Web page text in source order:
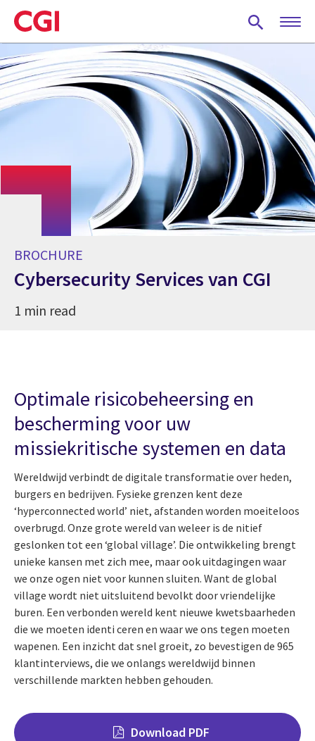
Skip
to
main
content
BROCHURE
Cybersecurity Services van CGI
1 min read
Optimale risicobeheersing en
bescherming voor uw
missiekritische systemen en data
Wereldwijd verbindt de digitale transformatie over heden,
burgers en bedrijven. Fysieke grenzen kent deze
‘hyperconnected world’ niet, afstanden worden moeiteloos
overbrugd. Onze grote wereld van weleer is de nitief
geslonken tot een ‘global village’. Die ontwikkeling brengt
unieke kansen met zich mee, maar ook uitdagingen waar
we onze ogen niet voor kunnen sluiten. Want de global
village wordt niet uitsluitend bevolkt door vriendelijke
buren. Een verbonden wereld kent nieuwe kwetsbaarheden
die we moeten identi ceren en waar we ons tegen moeten
wapenen. Een inzicht dat snel groeit, zo bevestigen de 965
klantinterviews, die we onlangs wereldwijd binnen
verschillende markten hebben gehouden.
Download PDF